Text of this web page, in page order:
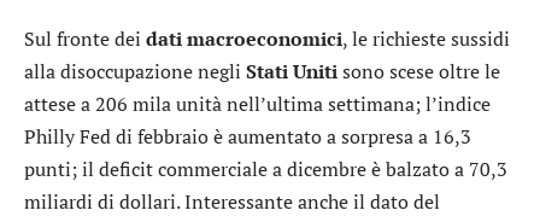
Sul fronte dei dati macroeconomici, le richieste sussidi
alla disoccupazione negli Stati Unitisono scese oltre le
attese a 206 mila unità nell’ultima settimana; l’indice
Philly Fed di febbraio è aumentato a sorpresa a 16,3
punti; il deficit commerciale a dicembre è balzato a 70,3
miliardi di dollari. Interessante anche il dato del